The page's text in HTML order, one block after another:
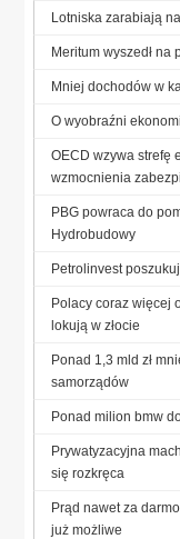
Lotniska zarabiają
Meritum wyszedł na
Mniej dochodów w
O wyobraźni
OECD wzywa strefę
wzmocnienia
PBG powraca do
Hydrobudowy
Petrolinvest
Polacy coraz więcej
lokują w złocie
Ponad 1,3 mld zł
samorządów
Ponad milion bmw
Prywatyzacyjna
się rozkręca
Prąd nawet za
już możliwe